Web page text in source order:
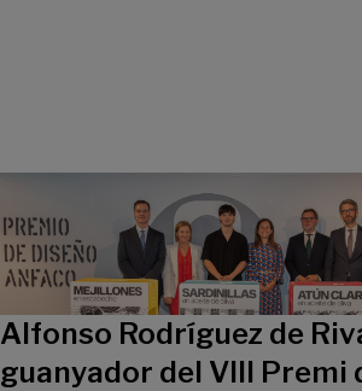
Alfonso Rodríguez de
guanyador del VIII Premi